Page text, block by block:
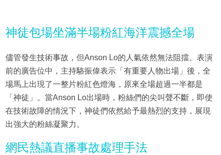
神徒包場坐滿半場粉紅海洋震撼全場
儘管發生技術事故，但Anson Lo的人氣依然無法阻擋。表演
前的廣告位中，主持駱振偉表示「有重要人物出場」後，全
場馬上出現了一整片粉紅色燈海，原來全場超過一半都是
「神徒」。當Anson Lo出場時，粉絲們的尖叫聲不斷，即使
在技術故障的情況下，神徒們依然給予最熱烈的支持，展現
出強大的粉絲凝聚力。
網民熱議直播事故處理手法